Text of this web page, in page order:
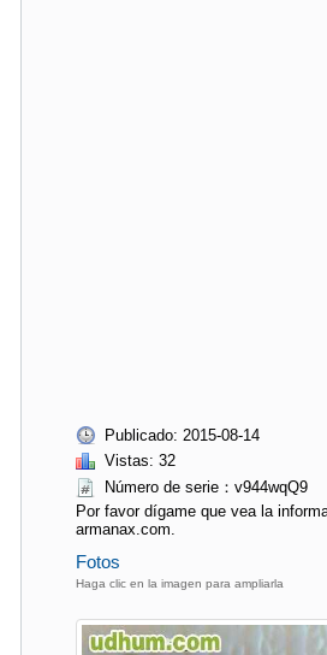
Publicado: 2015-08-14
Vistas: 32
Número de serie：v944wqQ9
Por favor dígame que vea la
armanax.com.
Fotos
Haga clic en la imagen para ampliarla